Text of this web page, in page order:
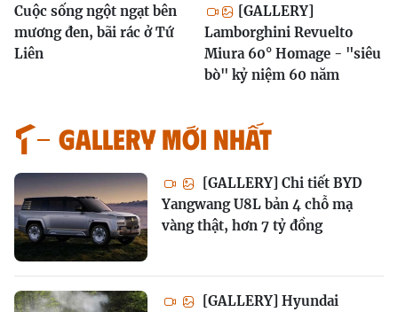
Cuộc sống ngột ngạt bên
mương đen, bãi rác ở Tứ
Liên
[GALLERY]
Lamborghini Revuelto
Miura 60° Homage - "siêu
bò" kỷ niệm 60 năm
GALLERY MỚI NHẤT
[GALLERY] Chi tiết BYD
Yangwang U8L bản 4 chỗ mạ
vàng thật, hơn 7 tỷ đồng
[GALLERY] Hyundai